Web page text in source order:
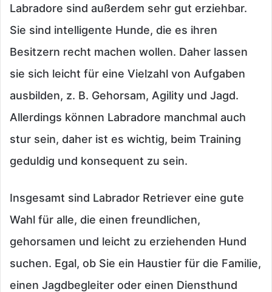
Labradore sind außerdem sehr gut erziehbar.
Sie sind intelligente Hunde, die es ihren
Besitzern recht machen wollen. Daher lassen
sie sich leicht für eine Vielzahl von Aufgaben
ausbilden, z. B. Gehorsam, Agility und Jagd.
Allerdings können Labradore manchmal auch
stur sein, daher ist es wichtig, beim Training
geduldig und konsequent zu sein.
Insgesamt sind Labrador Retriever eine gute
Wahl für alle, die einen freundlichen,
gehorsamen und leicht zu erziehenden Hund
suchen. Egal, ob Sie ein Haustier für die Familie,
einen Jagdbegleiter oder einen Diensthund